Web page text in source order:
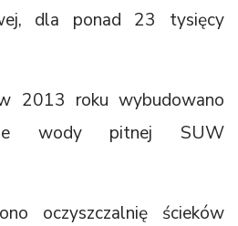
dla ponad 23 tysięcy
2013 roku wybudowano
wody pitnej SUW
oczyszczalnię ścieków